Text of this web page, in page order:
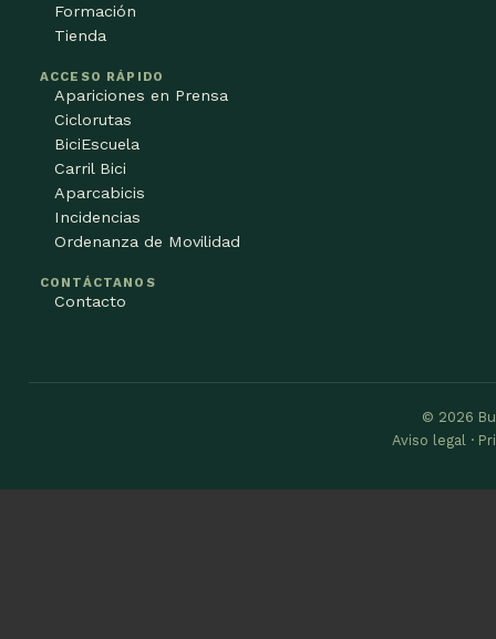
Formación
Tienda
ACCESO RÁPIDO
Apariciones en Prensa
Ciclorutas
BiciEscuela
Carril Bici
Aparcabicis
Incidencias
Ordenanza de Movilidad
CONTÁCTANOS
Contacto
© 2026
Aviso legal ·